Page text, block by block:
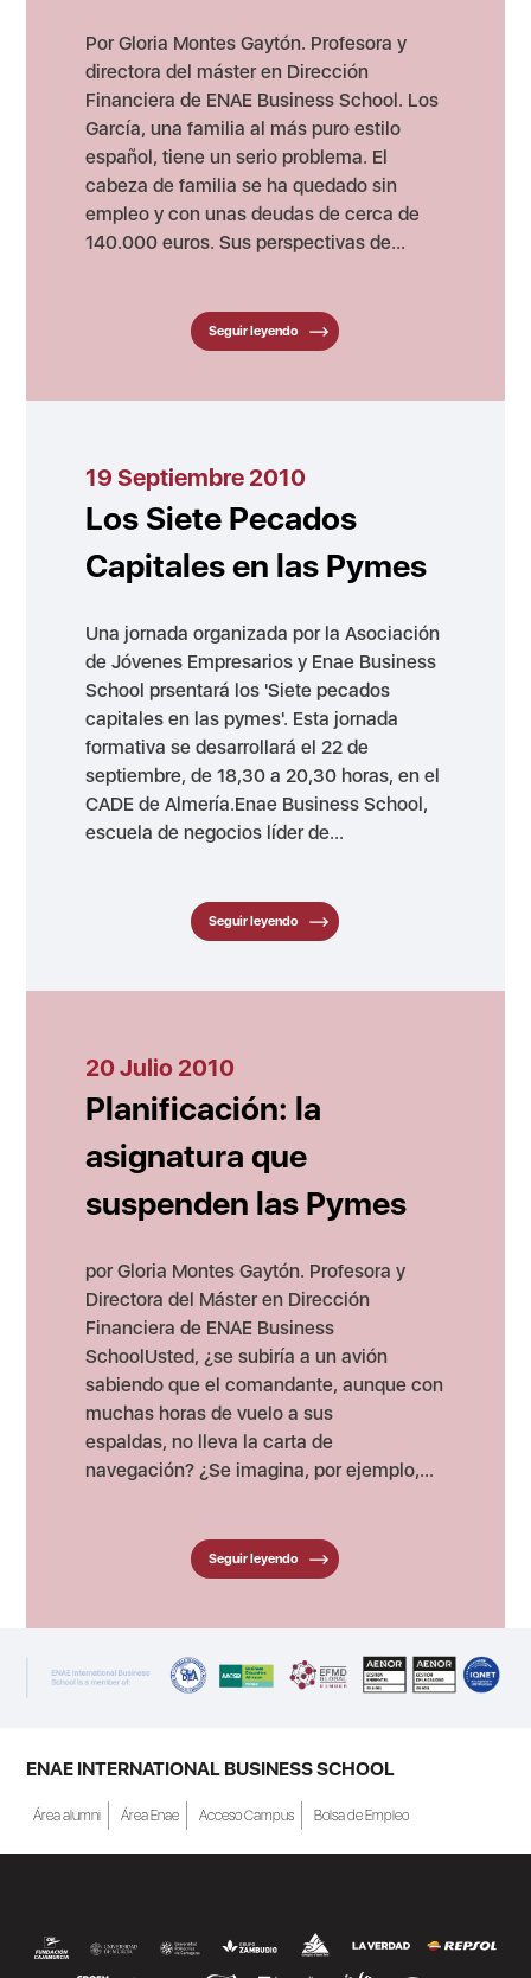
Por Gloria Montes Gaytón. Profesora y
directora del máster en Dirección
Financiera de ENAE Business School. Los
García, una familia al más puro estilo
español, tiene un serio problema. El
cabeza de familia se ha quedado sin
empleo y con unas deudas de cerca de
140.000 euros. Sus perspectivas de...
Seguir leyendo
19 Septiembre 2010
Los Siete Pecados
Capitales en las Pymes
Una jornada organizada por la Asociación
de Jóvenes Empresarios y Enae Business
School prsentará los 'Siete pecados
capitales en las pymes'. Esta jornada
formativa se desarrollará el 22 de
septiembre, de 18,30 a 20,30 horas, en el
CADE de Almería.Enae Business School,
escuela de negocios líder de...
Seguir leyendo
20 Julio 2010
Planificación: la
asignatura que
suspenden las Pymes
por Gloria Montes Gaytón. Profesora y
Directora del Máster en Dirección
Financiera de ENAE Business
SchoolUsted, ¿se subiría a un avión
sabiendo que el comandante, aunque con
muchas horas de vuelo a sus
espaldas, no lleva la carta de
navegación? ¿Se imagina, por ejemplo,...
Seguir leyendo
ENAE INTERNATIONAL BUSINESS SCHOOL
Área alumni Área Enae Acceso Campus Bolsa de Empleo